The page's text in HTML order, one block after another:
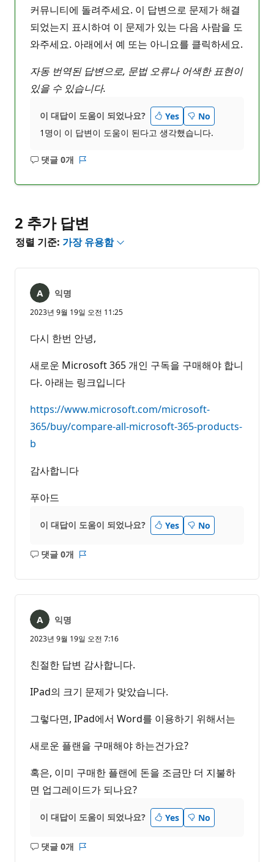
커뮤니티에 돌려주세요. 이 답변으로 문제가 해결
되었는지 표시하여 이 문제가 있는 다음 사람을 도
와주세요. 아래에서 예 또는 아니요를 클릭하세요.
자동 번역된 답변으로, 문법 오류나 어색한 표현이
있을 수 있습니다.
이 대답이 도움이 되었나요? Yes
No
1명이 이 답변이 도움이 된다고 생각했습니다.
댓글 0개
설
2 추가 답변
정렬 기준: 가장 유용함
익명
2023년 9월 19일 오전 11:25
다시 한번 안녕,
새로운 Microsoft 365 개인 구독을 구매해야 합니
다. 아래는 링크입니다
https://www.microsoft.com/microsoft-
365/buy/compare-all-microsoft-365-products-
b
감사합니다
푸아드
이 대답이 도움이 되었나요? Yes No
댓글 0개
설
음
익명
2023년 9월 19일 오전 7:16
친절한 답변 감사합니다.
IPad의 크기 문제가 맞았습니다.
그렇다면, IPad에서 Word를 이용하기 위해서는
새로운 플랜을 구매해야 하는건가요?
혹은, 이미 구매한 플랜에 돈을 조금만 더 지불하
면 업그레이드가 되나요?
이 대답이 도움이 되었나요? Yes No
댓글 0개
설